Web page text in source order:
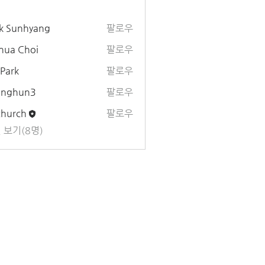
Sunhyang
팔로우
Choi
팔로우
팔로우
팔로우
팔로우
보기(8명)